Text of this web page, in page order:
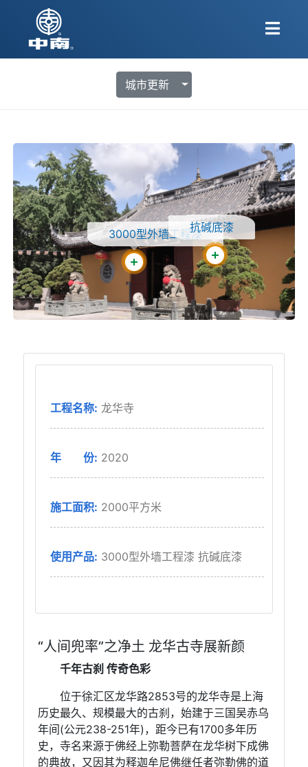
城市更新
3000型外墙⼯程漆
抗碱底漆
工程名称: ⻰华寺
年 份: 2020
施工面积: 2000平方米
使用产品: 3000型外墙⼯程漆 抗碱底漆
“⼈间兜率”之净⼟ ⻰华古寺展新颜
千年古刹 传奇⾊彩
位于徐汇区⻰华路2853号的⻰华寺是上海
历史最久、规模最⼤的古刹，始建于三国吴⾚乌
年间(公元238-251年)，距今已有1700多年历
史，寺名来源于佛经上弥勒菩萨在⻰华树下成佛
的典故，⼜因其为释迦牟尼佛继任者弥勒佛的道